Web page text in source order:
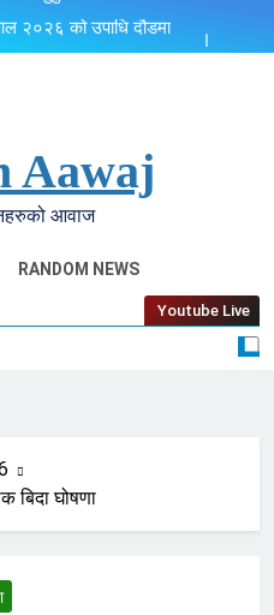
२०२६ को उपाधि दौडमा
Aawaj
आवाज
RANDOM NEWS
Youtube Live
बिदा घोषणा